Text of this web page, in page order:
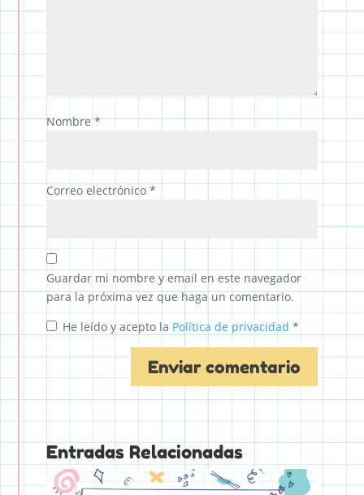
Nombre*
Correo electrónico *
Guardar mi nombre y email en este navegador
para la próxima vez que haga un comentario.
He leído y acepto la Política de privacidad *
Entradas Relacionadas